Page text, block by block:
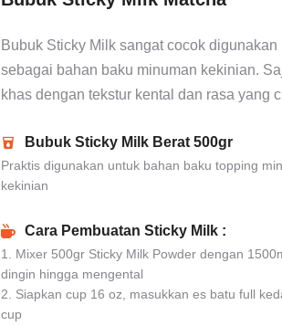
Bubuk Sticky Milk sangat cocok digunakan
sebagai bahan baku minuman kekinian.
khas dengan tekstur kental dan rasa yang
Bubuk Sticky Milk Berat 500gr
Praktis digunakan untuk bahan baku topping
kekinian
Cara Pembuatan Sticky Milk :
1. Mixer 500gr Sticky Milk Powder dengan
dingin hingga mengental
2. Siapkan cup 16 oz, masukkan es batu full
cup